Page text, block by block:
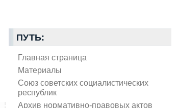
ПУТЬ:
Главная страница
Материалы
Союз советских социалистических
республик
Архив нормативно-правовых актов